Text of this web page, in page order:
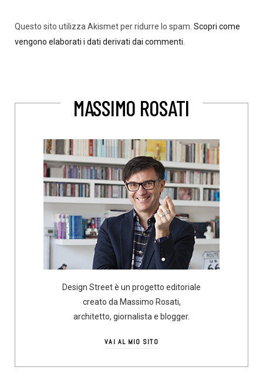
Questo sito utilizza Akismet per ridurre lo spam. Scopri come
vengono elaborati i dati derivati dai commenti
MASSIMO ROSATI
Design Street è un progetto editoriale
creato da Massimo Rosati,
architetto, giornalista e blogger.
VAI AL MIO SITO